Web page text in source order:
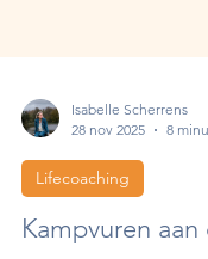
Isabelle Scherrens
28 nov 2025